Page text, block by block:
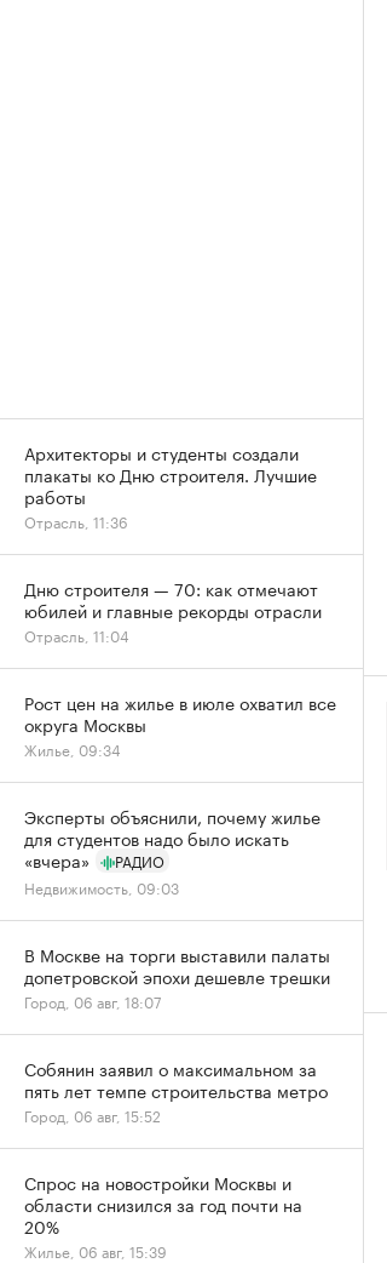
Архитекторы и студенты создали
плакаты ко Дню строителя. Лучшие
работы
Отрасль, 11:36
Дню строителя — 70: как отмечают
юбилей и главные рекорды отрасли
Отрасль, 11:04
Рост цен на жилье в июле охватил все
округа Москвы
Жилье, 09:34
Эксперты объяснили, почему жилье
для студентов надо было искать
«вчера»
РАДИО
Недвижимость, 09:03
В Москве на торги выставили палаты
допетровской эпохи дешевле трешки
Город, 06 авг, 18:07
Собянин заявил о максимальном за
пять лет темпе строительства метро
Город, 06 авг, 15:52
Спрос на новостройки Москвы и
области снизился за год почти на
20%
Жилье, 06 авг, 15:39